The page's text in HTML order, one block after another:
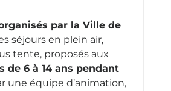
par la Ville de
séjours en plein air,
tente, proposés aux
de 6 à 14 ans pendant
une équipe d’animation,